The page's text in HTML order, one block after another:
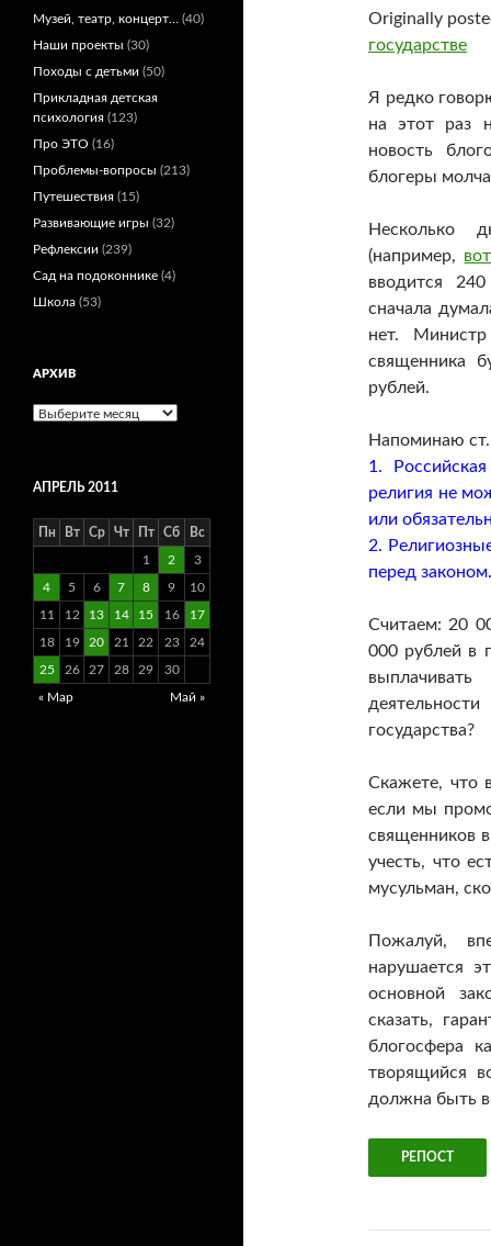
Originally
государстве
Я редко
на этот раз
новость
блогеры
Несколько
(например, вот
вводится
сначала
нет.
священника
рублей.
Напоминаю
1.
религия не
или
2.
перед законом.
Считаем: 20
000 рублей в
государства?
Скажете, что
если мы
священников
учесть, что
мусульман,
Пожалуй,
нарушается
основной
сказать,
блогосфера
творящийся
должна быть в
Музей, театр, концерт… (40)
Наши проекты (30)
Походы с детьми (50)
Прикладная детская
психология (123)
Про ЭТО (16)
Проблемы-вопросы (213)
Путешествия (15)
Развивающие игры (32)
Рефлексии (239)
Сад на подоконнике (4)
Школа (53)
АРХИВ
Архив
АПРЕЛЬ 2011
Пн Вт Ср Чт Пт Сб Вс
1 2 3
4 5 6 7 8 9 10
11 12 13 14 15 16 17
18 19 20 21 22 23 24
25 26 27 28 29 30
« Мар Май »